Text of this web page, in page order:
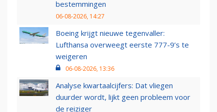
bestemmingen
06-08-2026, 14:27
Boeing krijgt nieuwe tegenvaller:
Lufthansa overweegt eerste 777-9’s te
weigeren
06-08-2026, 13:36
Analyse kwartaalcijfers: Dat vliegen
duurder wordt, lijkt geen probleem voor
de reiziger